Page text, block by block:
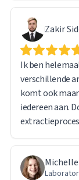
Zakir
Ik ben
verschillende
komt ook maar
iedereen aan.
Michelle